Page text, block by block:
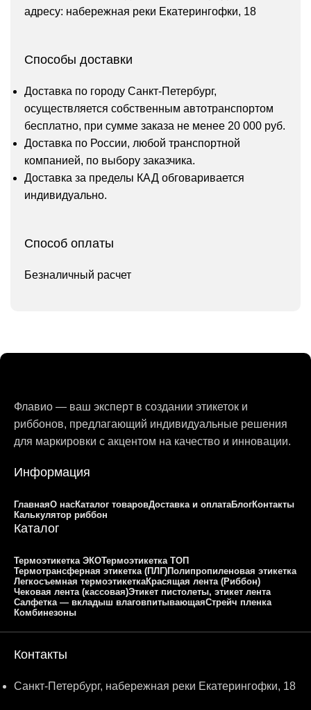
адресу: набережная реки Екатерингофки, 18
Способы доставки
Доставка по городу Санкт-Петербург,
осуществляется собственным автотранспортом
бесплатно, при сумме заказа не менее 20 000 руб.
Доставка по России, любой транспортной
компанией, по выбору заказчика.
Доставка за пределы КАД обговаривается
индивидуально.
Способ оплаты
Безналичный расчет
Флавио — ваш эксперт в создании этикеток и
риббонов, предлагающий индивидуальные решения
для маркировки с акцентом на качество и инновации.
Информация
ГлавнаяО насКаталог товаровДоставка и оплатаБлогКонтакты
Калькулятор риббон
Каталог
Термоэтикетка ЭКОТермоэтикетка ТОП
Термотрансферная этикетка (ПЛГ)Полипропиленовая этикетка
Легкосъемная термоэтикеткаКрасящая лента (Риббон)
Чековая лента (кассовая)Этикет пистолеты, этикет лента
Салфетка — вкладыш влаговпитывающаяСтрейч пленка
Комбинезоны
Контакты
Санкт-Петербург, набережная реки Екатерингофки, 18